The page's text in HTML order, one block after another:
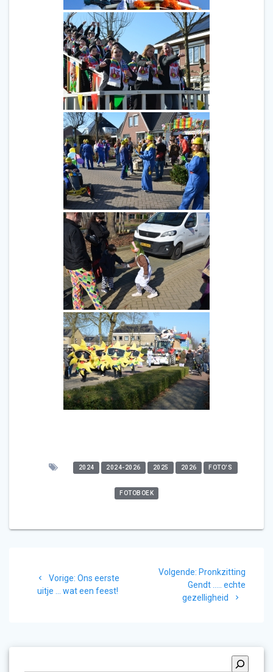
2024 2024-2026 2025 2026 FOTO'S
FOTOBOEK
navigatie
Vorige: Vorig
bericht:
Ons eerste
uitje … wat een feest!
Volgende: Volgend
bericht:
Pronkzitting
Gendt ….. echte
gezelligheid